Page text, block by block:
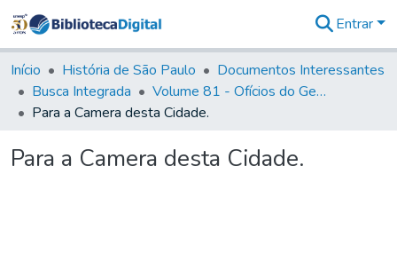
&
Coleções
Tudo na
Biblioteca
Estatísticas
Entrar
Início História de São Paulo
Documentos Interessantes
Busca Integrada
Volume 81 - Ofícios do General Martim Lopes de Saldanha (Governador da Capitania)
Para a Camera desta Cidade.
Para a Camera desta Cidade.